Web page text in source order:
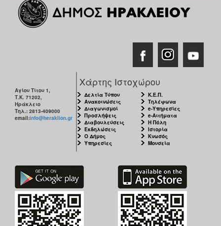
Αγίου Τίτου 1,
Τ.Κ. 71202,
Ηράκλειο
Τηλ.: 2813-409000
email:info@heraklion.gr
Χάρτης Ιστοχώρου
Δελτία Τύπου
Ανακοινώσεις
Διαγωνισμοί
Προσλήψεις
Διαβουλεύσεις
Εκδηλώσεις
Ο Δήμος
Υπηρεσίες
Κ.Ε.Π.
Τηλέφωνα
e-Υπηρεσίες
e-Αιτήματα
Η Πόλη
Ιστορία
Κνωσός
Μουσεία